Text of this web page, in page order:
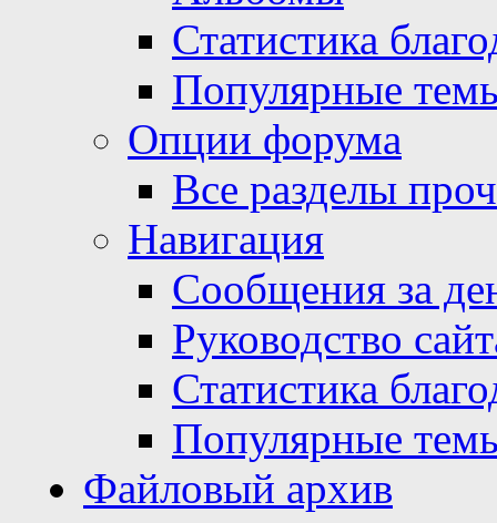
Статистика
Популярные
Опции форума
Все разделы
Навигация
Сообщения за
Руководство
Статистика
Популярные
Файловый архив